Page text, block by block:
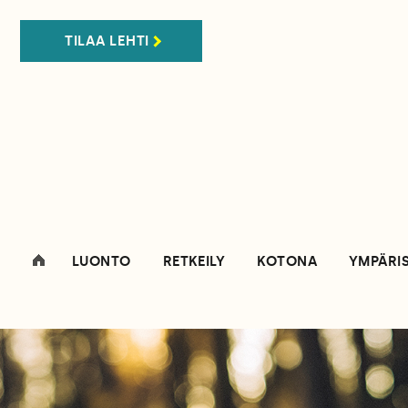
TILAA LEHTI
LUONTO RETKEILY KOTONA